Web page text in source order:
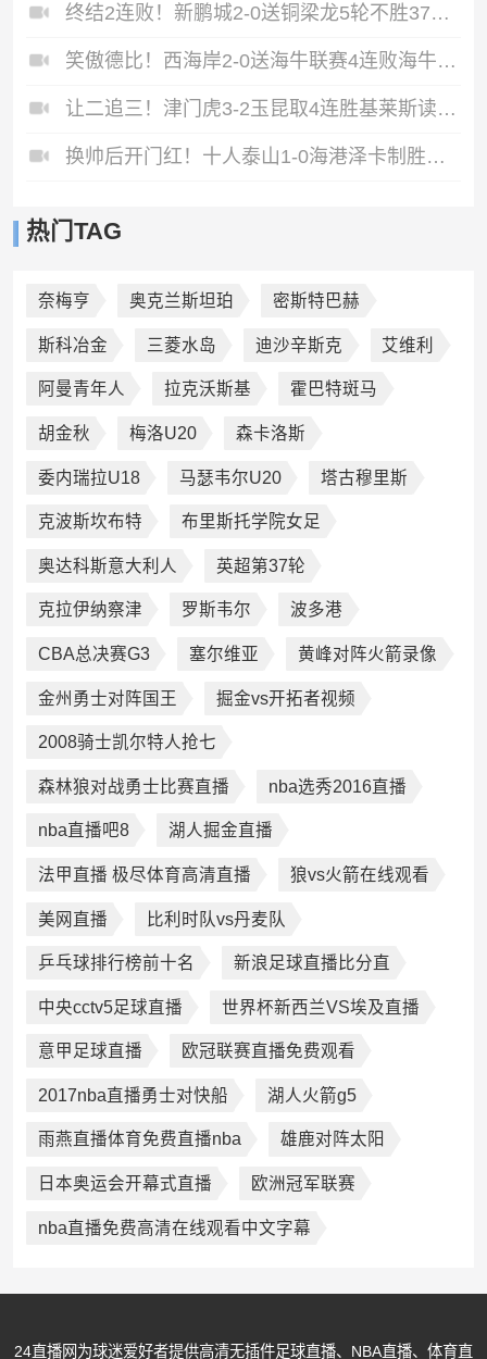
终结2连败！新鹏城2-0送铜梁龙5轮不胜37岁姜至鹏破门韦斯利建功
笑傲德比！西海岸2-0送海牛联赛4连败海牛仍垫底西海岸升至第二
让二追三！津门虎3-2玉昆取4连胜基莱斯读秒绝杀萨尔瓦多破门
换帅后开门红！十人泰山1-0海港泽卡制胜于金永扑点海港三球被吹
热门TAG
奈梅亨 奥克兰斯坦珀 密斯特巴赫
斯科冶金 三菱水岛 迪沙辛斯克 艾维利
阿曼青年人 拉克沃斯基 霍巴特斑马
胡金秋 梅洛U20 森卡洛斯
委内瑞拉U18 马瑟韦尔U20 塔古穆里斯
克波斯坎布特 布里斯托学院女足
奥达科斯意大利人 英超第37轮
克拉伊纳察津 罗斯韦尔 波多港
CBA总决赛G3 塞尔维亚 黄峰对阵火箭录像
金州勇士对阵国王 掘金vs开拓者视频
2008骑士凯尔特人抢七
森林狼对战勇士比赛直播 nba选秀2016直播
nba直播吧8 湖人掘金直播
法甲直播 极尽体育高清直播 狼vs火箭在线观看
美网直播 比利时队vs丹麦队
乒乓球排行榜前十名 新浪足球直播比分直
中央cctv5足球直播 世界杯新西兰VS埃及直播
意甲足球直播 欧冠联赛直播免费观看
2017nba直播勇士对快船 湖人火箭g5
雨燕直播体育免费直播nba 雄鹿对阵太阳
日本奥运会开幕式直播 欧洲冠军联赛
nba直播免费高清在线观看中文字幕
24直播网为球迷爱好者提供高清无插件足球直播、NBA直播、体育直